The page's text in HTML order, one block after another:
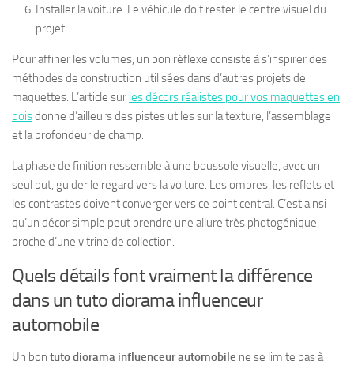
Installer la voiture. Le véhicule doit rester le centre visuel du
projet.
Pour affiner les volumes, un bon réflexe consiste à s’inspirer des
méthodes de construction utilisées dans d’autres projets de
maquettes. L’article sur les décors réalistes pour vos maquettes en
boisdonne d’ailleurs des pistes utiles sur la texture, l’assemblage
et la profondeur de champ.
La phase de finition ressemble à une boussole visuelle, avec un
seul but, guider le regard vers la voiture. Les ombres, les reflets et
les contrastes doivent converger vers ce point central. C’est ainsi
qu’un décor simple peut prendre une allure très photogénique,
proche d’une vitrine de collection.
Quels détails font vraiment la différence
dans un tuto diorama influenceur
automobile
Un bon tuto diorama influenceur automobile ne se limite pas à